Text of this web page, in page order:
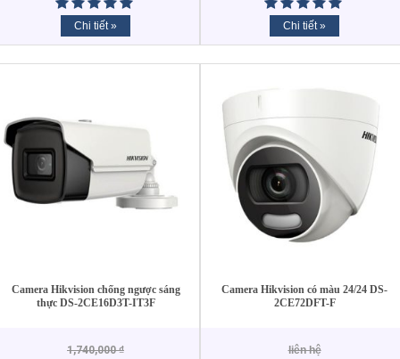
Chi tiết » Chi tiết »
Camera Hikvision chống ngược sáng
thực DS-2CE16D3T-IT3F
1,740,000₫
Camera Hikvision có màu 24/24 DS-
2CE72DFT-F
liên hệ